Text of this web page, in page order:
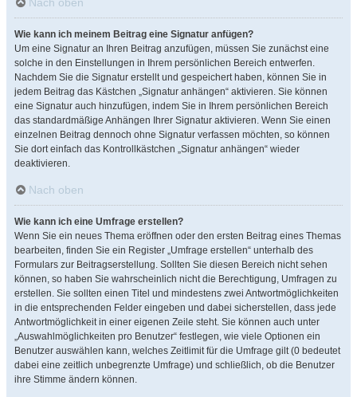
Wie kann ich meinem Beitrag eine Signatur anfügen?
Um eine Signatur an Ihren Beitrag anzufügen, müssen Sie zunächst eine
solche in den Einstellungen in Ihrem persönlichen Bereich entwerfen.
Nachdem Sie die Signatur erstellt und gespeichert haben, können Sie in
jedem Beitrag das Kästchen „Signatur anhängen“ aktivieren. Sie können
eine Signatur auch hinzufügen, indem Sie in Ihrem persönlichen Bereich
das standardmäßige Anhängen Ihrer Signatur aktivieren. Wenn Sie einen
einzelnen Beitrag dennoch ohne Signatur verfassen möchten, so können
Sie dort einfach das Kontrollkästchen „Signatur anhängen“ wieder
deaktivieren.
Nach oben
Wie kann ich eine Umfrage erstellen?
Wenn Sie ein neues Thema eröffnen oder den ersten Beitrag eines Themas
bearbeiten, finden Sie ein Register „Umfrage erstellen“ unterhalb des
Formulars zur Beitragserstellung. Sollten Sie diesen Bereich nicht sehen
können, so haben Sie wahrscheinlich nicht die Berechtigung, Umfragen zu
erstellen. Sie sollten einen Titel und mindestens zwei Antwortmöglichkeiten
in die entsprechenden Felder eingeben und dabei sicherstellen, dass jede
Antwortmöglichkeit in einer eigenen Zeile steht. Sie können auch unter
„Auswahlmöglichkeiten pro Benutzer“ festlegen, wie viele Optionen ein
Benutzer auswählen kann, welches Zeitlimit für die Umfrage gilt (0 bedeutet
dabei eine zeitlich unbegrenzte Umfrage) und schließlich, ob die Benutzer
ihre Stimme ändern können.